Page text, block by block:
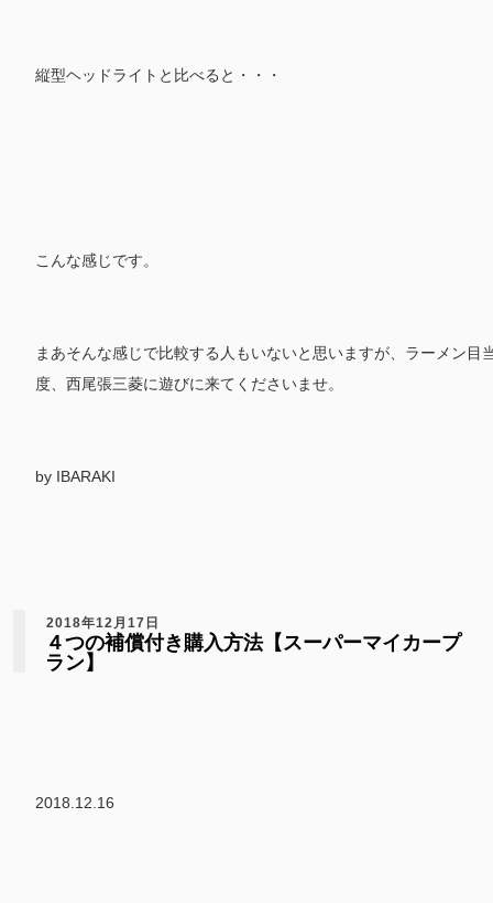
縦型ヘッドライトと比べると・・・
こんな感じです。
まあそんな感じで比較する人もいないと思いますが、ラーメン
度、西尾張三菱に遊びに来てくださいませ。
by IBARAKI
2018年12月17日
４つの補償付き購入方法【スーパーマイカープ
ラン】
2018.12.16